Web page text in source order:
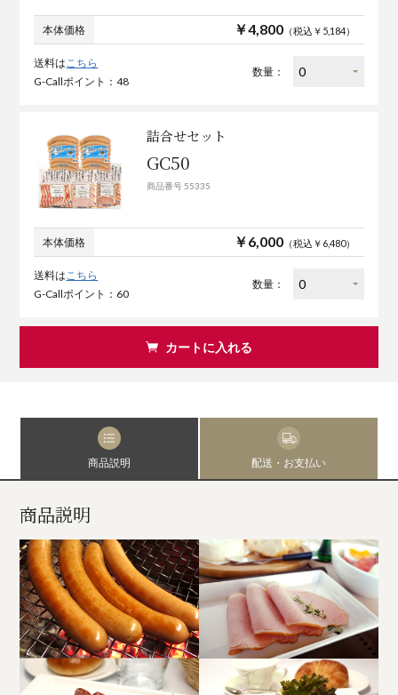
本体価格 ￥4,800（税込￥5,184）
送料は こちら
G-Callポイント：48
数量：
詰合せセット
GC50
商品番号 55335
本体価格 ￥6,000（税込￥6,480）
送料は こちら
G-Callポイント：60
数量：
カートに入れる
商品説明 配送・お支払い
商品説明